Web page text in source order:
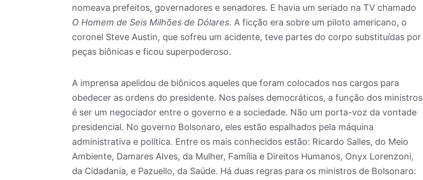
nomeava prefeitos, governadores e senadores. E havia um seriado na TV chamado
O Homem de Seis Milhões de Dólares. A ficção era sobre um piloto americano, o
coronel Steve Austin, que sofreu um acidente, teve partes do corpo substituídas por
peças biônicas e ficou superpoderoso.
A imprensa apelidou de biônicos aqueles que foram colocados nos cargos para
obedecer as ordens do presidente. Nos países democráticos, a função dos ministros
é ser um negociador entre o governo e a sociedade. Não um porta-voz da vontade
presidencial. No governo Bolsonaro, eles estão espalhados pela máquina
administrativa e política. Entre os mais conhecidos estão: Ricardo Salles, do Meio
Ambiente, Damares Alves, da Mulher, Família e Direitos Humanos, Onyx Lorenzoni,
da Cidadania, e Pazuello, da Saúde. Há duas regras para os ministros de Bolsonaro: